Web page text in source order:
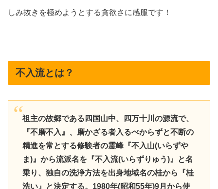
しみ抜きを極めようとする貪欲さに感服です！
不入流とは？
祖主の故郷である四国山中、四万十川の源流で、
『不磨不入』、磨かざる者入るべからずと不断の
精進を常とする修験者の霊峰『不入山(いらずや
ま)』から流派名を『不入流(いらずりゅう)』と名
乗り、独自の洗浄方法を出身地域名の桂から『桂
洗い』と決定する。1980年(昭和55年)9月から使